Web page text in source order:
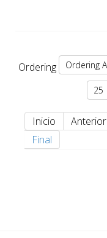
Ordering
Inicio Anterior
Final